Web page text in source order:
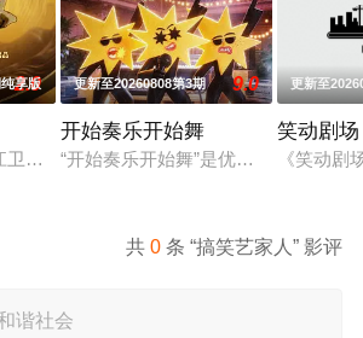
享版
2.0
卫视、中央宣传部电影卫星频道联合推出的
更新至20260808第3期 9.0
开始奏乐开始舞
“开始奏乐开始舞”是优酷2026年即将
更新至
笑动剧场
《笑动剧
共0 条 “搞笑艺家人” 影评